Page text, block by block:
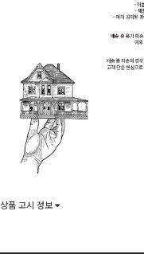
상품 고시 정보